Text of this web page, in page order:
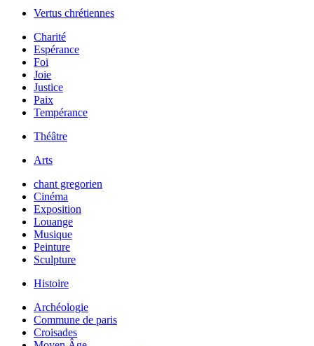
Vertus chrétiennes
Charité
Espérance
Foi
Joie
Justice
Paix
Tempérance
Théâtre
Arts
chant gregorien
Cinéma
Exposition
Louange
Musique
Peinture
Sculpture
Histoire
Archéologie
Commune de paris
Croisades